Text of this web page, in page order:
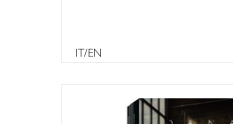
IT/EN